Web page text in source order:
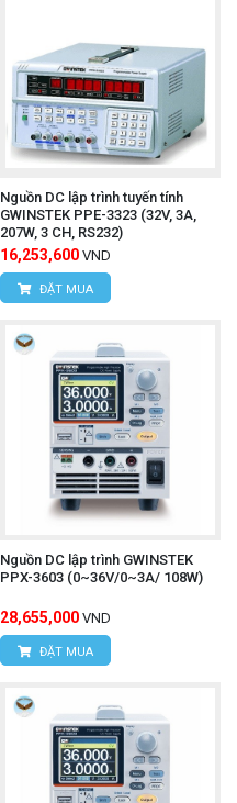
Nguồn DC lập trình tuyến tính
GWINSTEK PPE-3323 (32V, 3A,
207W, 3 CH, RS232)
16,253,600 VND
ĐẶT MUA
Nguồn DC lập trình GWINSTEK
PPX-3603 (0~36V/0~3A/ 108W)
28,655,000 VND
ĐẶT MUA